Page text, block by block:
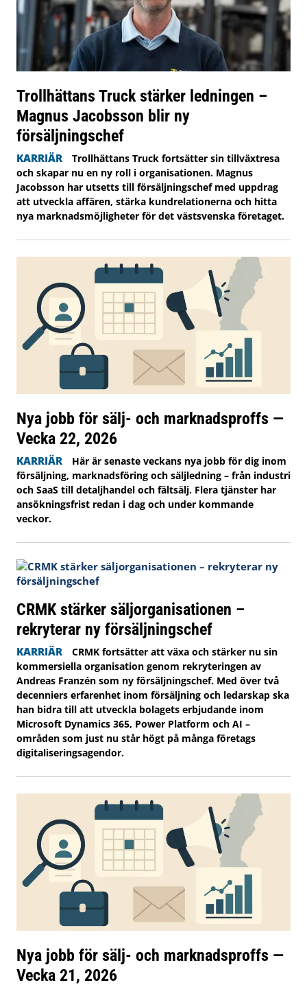
Trollhättans Truck stärker ledningen –
Magnus Jacobsson blir ny
försäljningschef
KARRIÄR
Trollhättans Truck fortsätter sin tillväxtresa
och skapar nu en ny roll i organisationen. Magnus
Jacobsson har utsetts till försäljningschef med uppdrag
att utveckla affären, stärka kundrelationerna och hitta
nya marknadsmöjligheter för det västsvenska företaget.
Nya jobb för sälj- och marknadsproffs —
Vecka 22, 2026
KARRIÄR
Här är senaste veckans nya jobb för dig inom
försäljning, marknadsföring och säljledning – från industri
och SaaS till detaljhandel och fältsälj. Flera tjänster har
ansökningsfrist redan i dag och under kommande
veckor.
CRMK stärker säljorganisationen –
rekryterar ny försäljningschef
KARRIÄR
CRMK fortsätter att växa och stärker nu sin
kommersiella organisation genom rekryteringen av
Andreas Franzén som ny försäljningschef. Med över två
decenniers erfarenhet inom försäljning och ledarskap ska
han bidra till att utveckla bolagets erbjudande inom
Microsoft Dynamics 365, Power Platform och AI –
områden som just nu står högt på många företags
digitaliseringsagendor.
Nya jobb för sälj- och marknadsproffs —
Vecka 21, 2026